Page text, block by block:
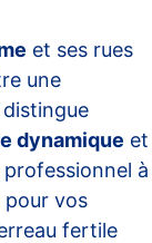
et ses rues
une
dynamique et
à
pour vos
fertile